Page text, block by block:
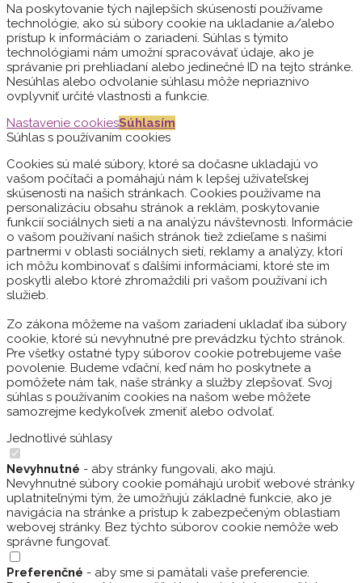
Na poskytovanie tých najlepších skúseností používame
technológie, ako sú súbory cookie na ukladanie a/alebo
prístup k informáciám o zariadení. Súhlas s týmito
technológiami nám umožní spracovávať údaje, ako je
správanie pri prehliadaní alebo jedinečné ID na tejto stránke.
Nesúhlas alebo odvolanie súhlasu môže nepriaznivo
ovplyvniť určité vlastnosti a funkcie.
Nastavenie cookiesSúhlasím
Súhlas s používaním cookies
Cookies sú malé súbory, ktoré sa dočasne ukladajú vo
vašom počítači a pomáhajú nám k lepšej užívateľskej
skúsenosti na našich stránkach. Cookies používame na
personalizáciu obsahu stránok a reklám, poskytovanie
funkcií sociálnych sietí a na analýzu návštevnosti. Informácie
o vašom používaní našich stránok tiež zdieľame s našimi
partnermi v oblasti sociálnych sietí, reklamy a analýzy, ktorí
ich môžu kombinovať s ďalšími informáciami, ktoré ste im
poskytli alebo ktoré zhromaždili pri vašom používaní ich
služieb.
Zo zákona môžeme na vašom zariadení ukladať iba súbory
cookie, ktoré sú nevyhnutné pre prevádzku týchto stránok.
Pre všetky ostatné typy súborov cookie potrebujeme vaše
povolenie. Budeme vďační, keď nám ho poskytnete a
pomôžete nám tak, naše stránky a služby zlepšovať. Svoj
súhlas s používaním cookies na našom webe môžete
samozrejme kedykoľvek zmeniť alebo odvolať.
Jednotlivé súhlasy
Nevyhnutné - aby stránky fungovali, ako majú.
Nevyhnutné súbory cookie pomáhajú urobiť webové stránky
uplatniteľnými tým, že umožňujú základné funkcie, ako je
navigácia na stránke a prístup k zabezpečeným oblastiam
webovej stránky. Bez týchto súborov cookie nemôže web
správne fungovať.
Preferenčné - aby sme si pamätali vaše preferencie.